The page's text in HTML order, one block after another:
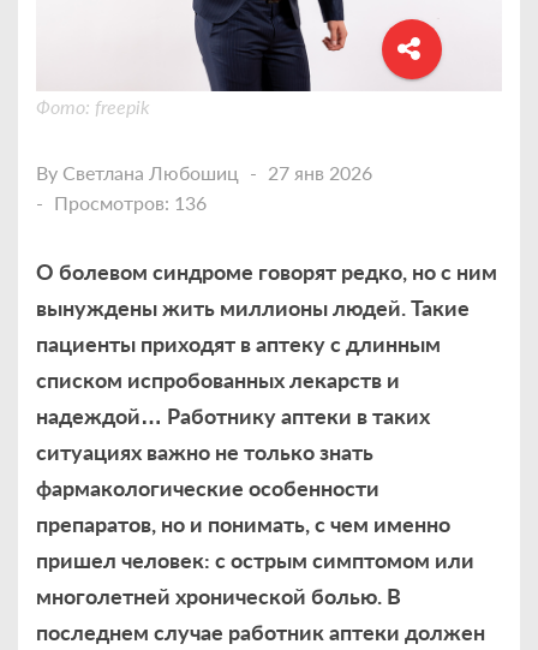
Фото: freepik
By Светлана Любошиц
27 янв 2026
Просмотров: 136
О болевом синдроме говорят редко, но с ним
вынуждены жить миллионы людей. Такие
пациенты приходят в аптеку с длинным
списком испробованных лекарств и
надеждой… Работнику аптеки в таких
ситуациях важно не только знать
фармакологические особенности
препаратов, но и понимать, с чем именно
пришел человек: с острым симптомом или
многолетней хронической болью. В
последнем случае работник аптеки должен